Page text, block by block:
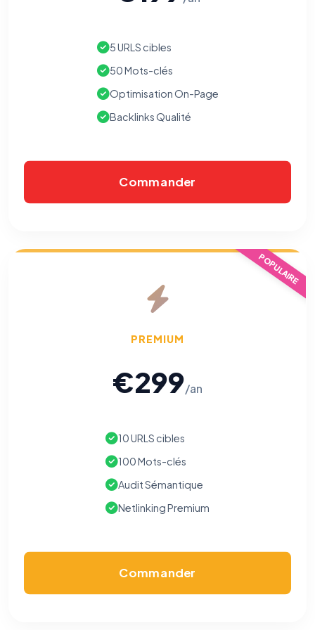
5 URLS cibles
50 Mots-clés
Optimisation On-Page
Backlinks Qualité
Commander
POPULAIRE
PREMIUM
€299/an
10 URLS cibles
100 Mots-clés
Audit Sémantique
Netlinking Premium
Commander